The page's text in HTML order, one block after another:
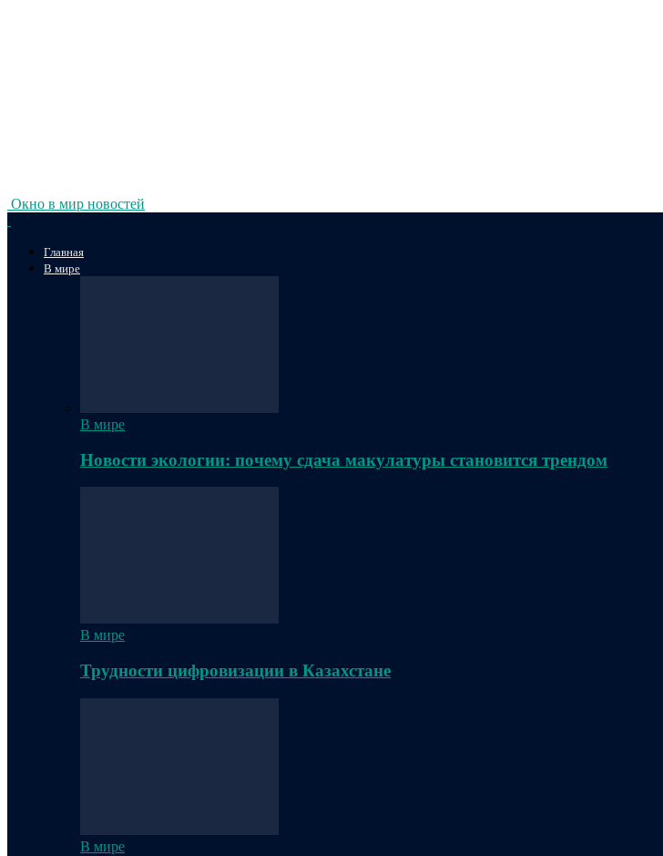
Окно в мир новостей
Главная
В мире
В мире
Новости экологии: почему сдача макулатуры становится трендом
В мире
Трудности цифровизации в Казахстане
В мире